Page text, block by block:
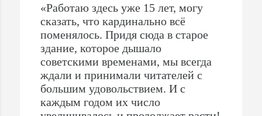
«Работаю здесь уже 15 лет, могу
сказать, что кардинально всё
поменялось. Придя сюда в старое
здание, которое дышало
советскими временами, мы всегда
ждали и принимали читателей с
большим удовольствием. И с
каждым годом их число